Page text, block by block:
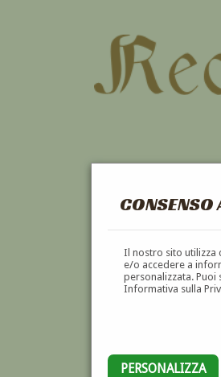
CONSENSO
Il nostro sito utilizza
e/o accedere a
personalizzata.
Informativa sulla
PERSONALIZZA
MARIA BONA